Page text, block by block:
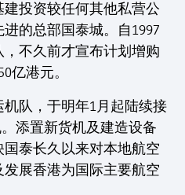
投资较任何其他私营公
的总部国泰城。自1997
不久前才宣布计划增购
亿港元。
队，于明年1月起陆续接
添置新货机及建造设备
泰长久以来对本地航空
展香港为国际主要航空